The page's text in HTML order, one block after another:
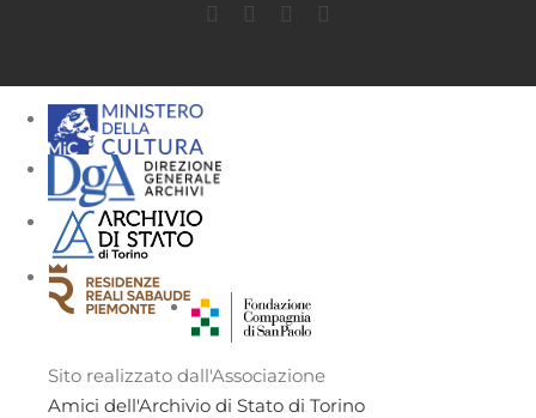
Facebook
TwitterYouTube
Sito realizzato dall'Associazione
Amici dell'Archivio di Stato di Torino